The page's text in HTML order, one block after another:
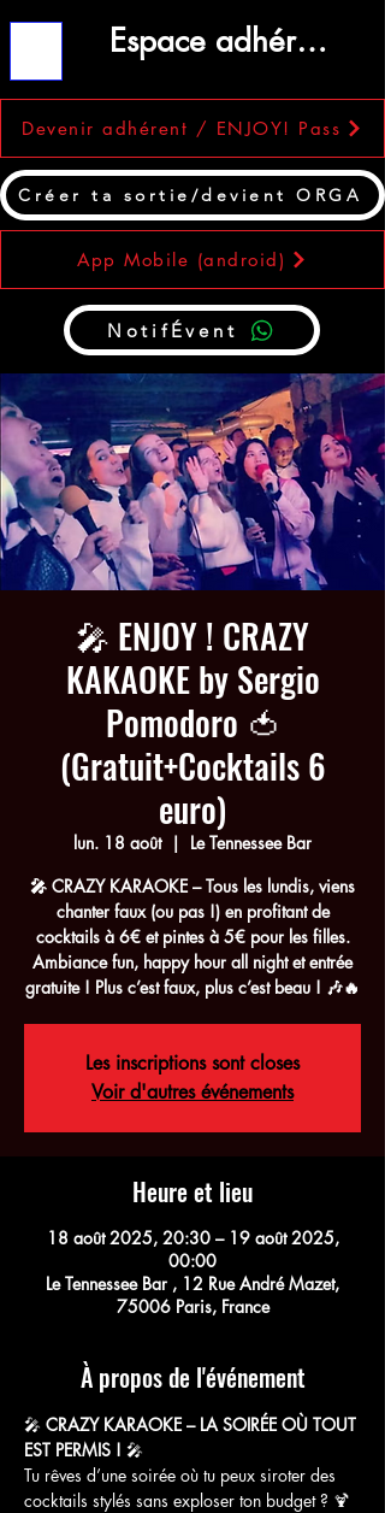
Devenir adhérent / ENJOY! Pass
Créer ta sortie/devient ORGA
Espace adhérent
NotifÉvent
App Mobile (android)
🎤 ENJOY ! CRAZY
KAKAOKE by Sergio
Pomodoro 🍅
(Gratuit+Cocktails 6
euro)
lun. 18 août
  |
Le Tennessee Bar
🎤 CRAZY KARAOKE – Tous les lundis, viens
chanter faux (ou pas !) en profitant de
cocktails à 6€ et pintes à 5€ pour les filles.
Ambiance fun, happy hour all night et entrée
gratuite ! Plus c’est faux, plus c’est beau ! 🎶🔥
Les inscriptions sont closes
Voir d'autres événements
Heure et lieu
18 août 2025, 20:30 – 19 août 2025,
00:00
Le Tennessee Bar , 12 Rue André Mazet,
75006 Paris, France
À propos de l'événement
🎤 CRAZY KARAOKE – LA SOIRÉE OÙ TOUT
EST PERMIS ! 🎤
Tu rêves d’une soirée où tu peux siroter des
cocktails stylés sans exploser ton budget ? 🍹